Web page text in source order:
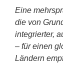
Eine
die von
integrierter,
– für einen
Ländern